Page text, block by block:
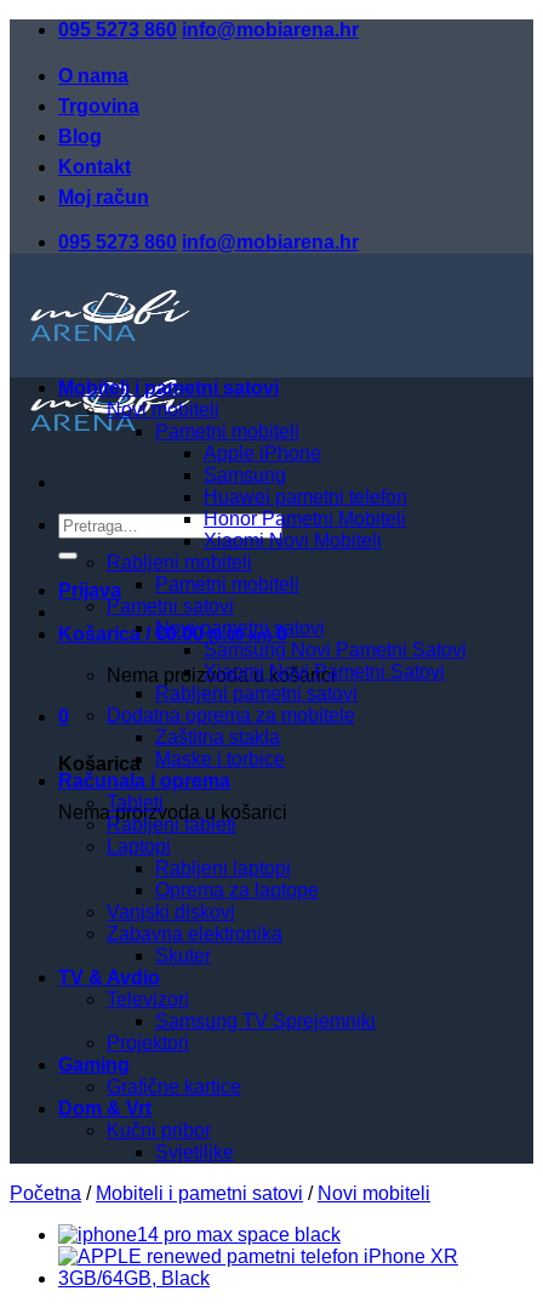
Skip
content
095 5273 860 info@mobiarena.hr
O nama
Trgovina
Blog
Kontakt
Moj račun
095 5273 860 info@mobiarena.hr
Pretraži:
Prijava
Košarica /€0.00 (0.00 kn) 0
Nema proizvoda u košarici
0
Košarica
Nema proizvoda u košarici
Mobiteli i pametni satovi
Novi mobiteli
Pametni mobiteli
Apple iPhone
Samsung
Huawei pametni telefon
Honor Pametni Mobiteli
Xiaomi Novi Mobiteli
Rabljeni mobiteli
Pametni mobiteli
Pametni satovi
Novi pametni satovi
Samsung Novi Pametni Satovi
Xiaomi Novi Pametni Satovi
Rabljeni pametni satovi
Dodatna oprema za mobitele
Zaštitna stakla
Maske i torbice
Računala i oprema
Tableti
Rabljeni tableti
Laptopi
Rabljeni laptopi
Oprema za laptope
Vanjski diskovi
Zabavna elektronika
Skuter
TV & Avdio
Televizori
Samsung TV Sprejemniki
Projektori
Gaming
Grafične kartice
Dom & Vrt
Kučni pribor
Svjetiljke
Početna / Mobiteli i pametni satovi / Novi mobiteli